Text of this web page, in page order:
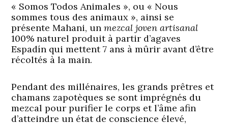
« Somos Todos Animales », ou « Nous
sommes tous des animaux », ainsi se
présente Mahani,unmezcal joven artisanal
100% naturel produit à partir d’agaves
Espadín qui mettent 7 ans à mûrir avant d’être
récoltés à la main.
Pendant des millénaires, les grands prêtres et
chamans zapotèques se sont imprégnés du
mezcal pour purifier le corps et l’âme afin
d’atteindre un état de conscience élevé,